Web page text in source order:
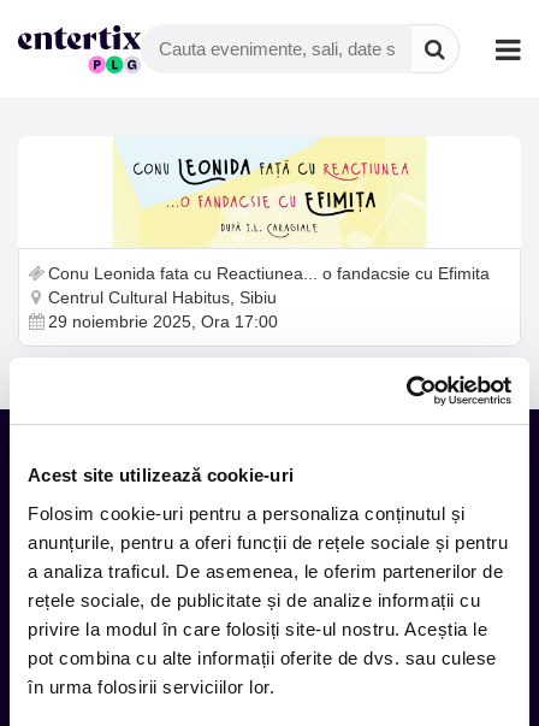
Acest site utilizează cookie-uri
Folosim cookie-uri pentru a personaliza conținutul și
anunțurile, pentru a oferi funcții de rețele sociale și pentru
a analiza traficul. De asemenea, le oferim partenerilor de
rețele sociale, de publicitate și de analize informații cu
privire la modul în care folosiți site-ul nostru. Aceștia le
pot combina cu alte informații oferite de dvs. sau culese
în urma folosirii serviciilor lor.
Conu Leonida fata cu Reactiunea... o fandacsie cu Efimita
Centrul Cultural Habitus, Sibiu
29 noiembrie 2025, Ora 17:00
Tot ce te intereseaza, direct in
inbox.
Aboneaza-te la newsletter-ul nostru, fii primul la care ajung
evenimentele noi.